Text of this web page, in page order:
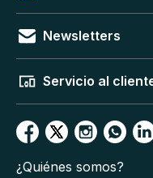
Newsletters
Servicio al
¿Quiénes somos?